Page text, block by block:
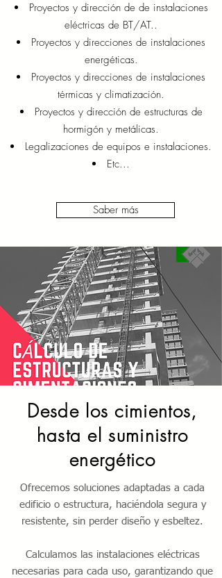
Proyectos y dirección de de instalaciones
eléctricas de BT/AT..
Proyectos y direcciones de instalaciones
energéticas.
Proyectos y direcciones de instalaciones
térmicas y climatización.
Proyectos y dirección de estructuras de
hormigón y metálicas.
Legalizaciones de equipos e instalaciones.
Etc...
Saber más
Desde los cimientos,
hasta el suministro
energético
Ofrecemos soluciones adaptadas a cada
edificio o estructura, haciéndola segura y
resistente, sin perder diseño y esbeltez.
Calculamos las instalaciones eléctricas
necesarias para cada uso, garantizando que